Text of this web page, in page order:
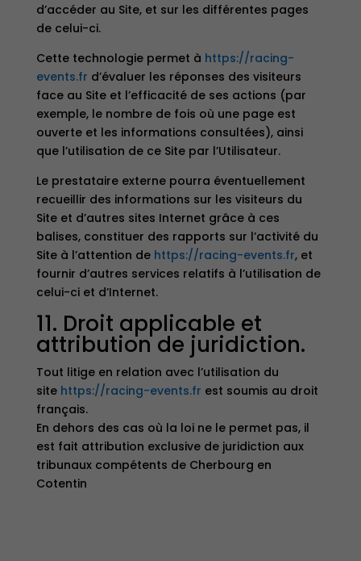
d’accéder au Site, et sur les différentes pages
de celui-ci.
Cette technologie permet à https://racing-
events.fr d’évaluer les réponses des visiteurs
face au Site et l’efficacité de ses actions (par
exemple, le nombre de fois où une page est
ouverte et les informations consultées), ainsi
que l’utilisation de ce Site par l’Utilisateur.
Le prestataire externe pourra éventuellement
recueillir des informations sur les visiteurs du
Site et d’autres sites Internet grâce à ces
balises, constituer des rapports sur l’activité du
Site à l’attention de https://racing-events.fr, et
fournir d’autres services relatifs à l’utilisation de
celui-ci et d’Internet.
11. Droit applicable et
attribution de juridiction.
Tout litige en relation avec l’utilisation du
site https://racing-events.fr est soumis au droit
français.
En dehors des cas où la loi ne le permet pas, il
est fait attribution exclusive de juridiction aux
tribunaux compétents de Cherbourg en
Cotentin